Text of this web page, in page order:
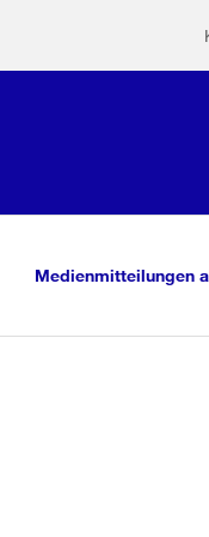
Medienmitteilungen